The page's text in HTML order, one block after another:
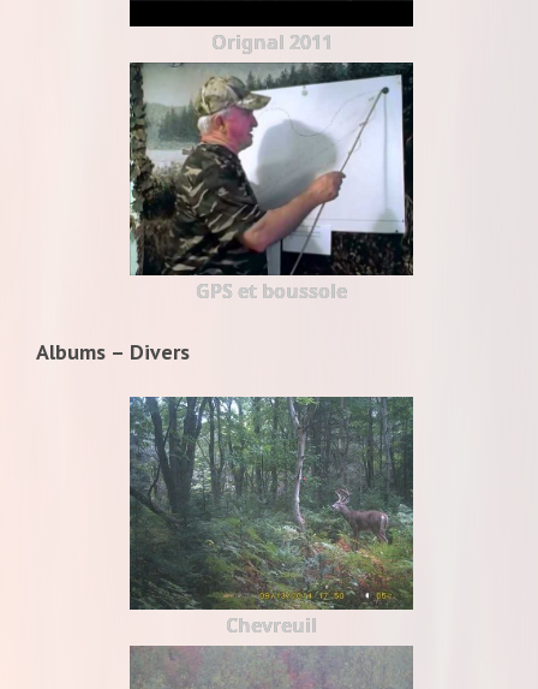
Orignal 2011
GPS et boussole
Albums – Divers
Chevreuil